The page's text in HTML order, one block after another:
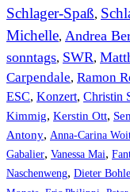
Schlager-Spaß,
Michelle, Andrea
sonntags, SWR,
Carpendale, Ramon
ESC, Konzert, Christin
Kimmig, Kerstin Ott,
Antony, Anna-Carina
Gabalier, Vanessa Mai,
Naschenweng, Dieter